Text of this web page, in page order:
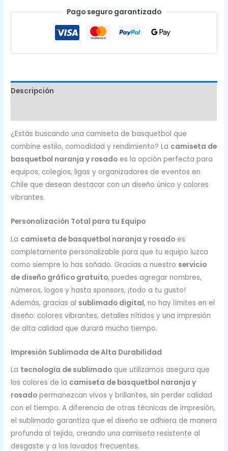
Pago seguro garantizado
Descripción
¿Estás buscando una camiseta de basquetbol que
combine estilo, comodidad y rendimiento? La camiseta de
basquetbol naranja y rosado es la opción perfecta para
equipos, colegios, ligas y organizadores de eventos en
Chile que desean destacar con un diseño único y colores
vibrantes.
Personalización Total para tu Equipo
La camiseta de basquetbol naranja y rosado es
completamente personalizable para que tu equipo luzca
como siempre lo has soñado. Gracias a nuestro servicio
de diseño gráfico gratuito, puedes agregar nombres,
números, logos y hasta sponsors, ¡todo a tu gusto!
Además, gracias al sublimado digital, no hay límites en el
diseño: colores vibrantes, detalles nítidos y una impresión
de alta calidad que durará mucho tiempo.
Impresión Sublimada de Alta Durabilidad
La tecnología de sublimado que utilizamos asegura que
los colores de la camiseta de basquetbol naranja y
rosado permanezcan vivos y brillantes, sin perder calidad
con el tiempo. A diferencia de otras técnicas de impresión,
el sublimado garantiza que el diseño se adhiera de manera
profunda al tejido, creando una camiseta resistente al
desgaste y a los lavados frecuentes.